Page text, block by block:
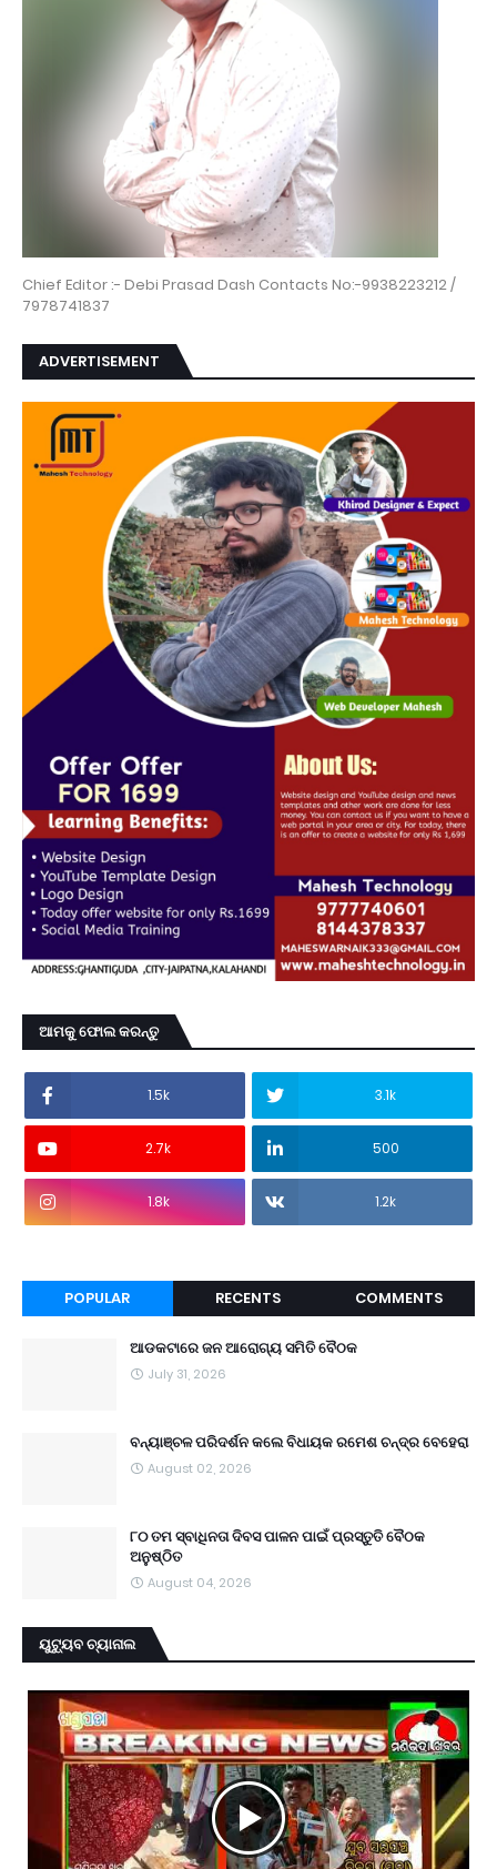
Chief Editor :- Debi Prasad Dash Contacts No:-9938223212 /
7978741837
ADVERTISEMENT
ଆମକୁ ଫୋଲ କରନ୍ତୁ
1.5k 3.1k
2.7k 500
1.8k 1.2k
POPULAR RECENTS COMMENTS
ଆଡକଟାରେ ଜନ ଆରୋଗ୍ୟ ସମିତି ବୈଠକ
July 31, 2026
ବନ୍ୟାଞ୍ଚଳ ପରିଦର୍ଶନ କଲେ ବିଧାୟକ ରମେଶ ଚନ୍ଦ୍ର ବେହେରା
August 02, 2026
୮୦ ତମ ସ୍ବାଧିନତା ଦିବସ ପାଳନ ପାଇଁ ପ୍ରସ୍ତୁତି ବୈଠକ
ଅନୁଷ୍ଠିତ
August 04, 2026
ୟୁଟ୍ୟୁବ ଚ୍ୟାନାଲ